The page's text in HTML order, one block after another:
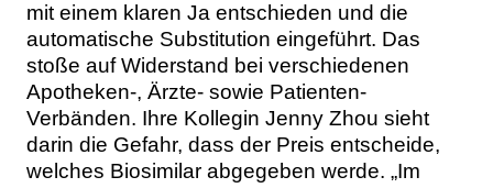
mit einem klaren Ja entschieden und die
automatische Substitution eingeführt. Das
stoße auf Widerstand bei verschiedenen
Apotheken-, Ärzte- sowie Patienten-
Verbänden. Ihre Kollegin Jenny Zhou sieht
darin die Gefahr, dass der Preis entscheide,
welches Biosimilar abgegeben werde. „Im